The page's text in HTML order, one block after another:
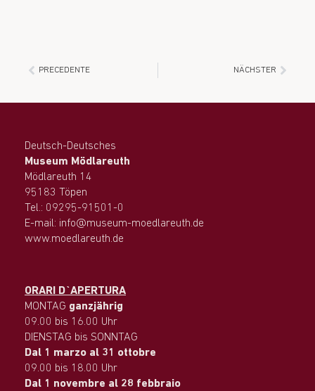
PRECEDENTE NÄCHSTER
Deutsch-Deutsches
Museum Mödlareuth
Mödlareuth 14
95183 Töpen
Tel.: 09295-91501-0
E-mail: info@museum-moedlareuth.de
www.moedlareuth.de
ORARI D`APERTURA
MONTAG ganzjährig
09.00 bis 16.00 Uhr
DIENSTAG bis SONNTAG
Dal 1 marzo al 31 ottobre
09.00 bis 18.00 Uhr
Dal 1 novembre al 28 febbraio